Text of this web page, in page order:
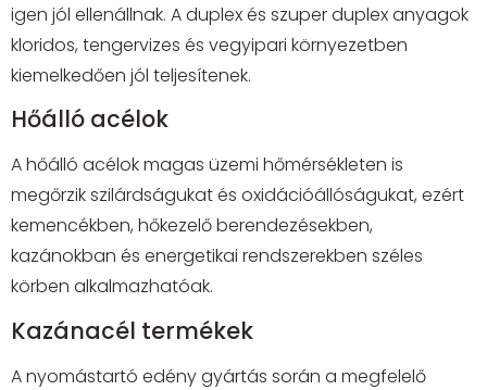
igen jól ellenállnak. A duplex és szuper duplex anyagok
kloridos, tengervizes és vegyipari környezetben
kiemelkedően jól teljesítenek.
Hőálló acélok
A hőálló acélok magas üzemi hőmérsékleten is
megőrzik szilárdságukat és oxidációállóságukat, ezért
kemencékben, hőkezelő berendezésekben,
kazánokban és energetikai rendszerekben széles
körben alkalmazhatóak.
Kazánacél termékek
A nyomástartó edény gyártás során a megfelelő